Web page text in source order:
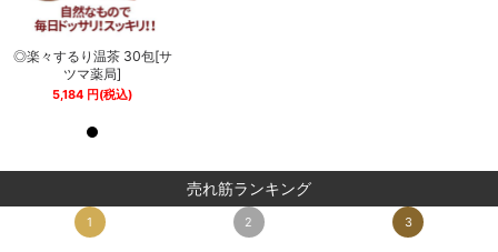
◎楽々するり温茶 30包[サ
ツマ薬局]
5,184 円 (税込)
売れ筋ランキング
1 2 3